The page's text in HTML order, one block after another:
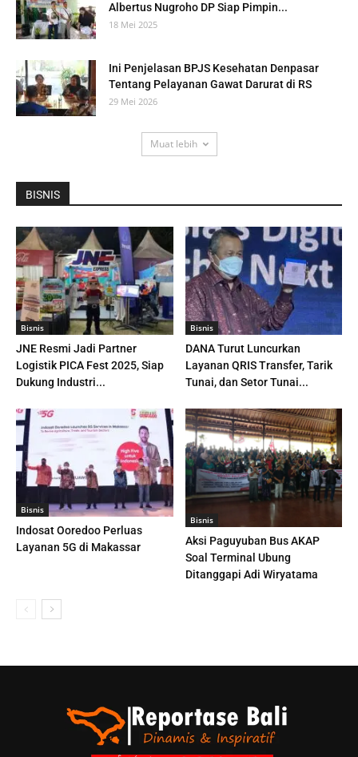
Albertus Nugroho DP Siap Pimpin...
18 Mei 2025
Ini Penjelasan BPJS Kesehatan Denpasar
Tentang Pelayanan Gawat Darurat di RS
29 Mei 2026
Muat lebih
BISNIS
Bisnis
JNE Resmi Jadi Partner
Logistik PICA Fest 2025, Siap
Dukung Industri...
Bisnis
DANA Turut Luncurkan
Layanan QRIS Transfer, Tarik
Tunai, dan Setor Tunai...
Bisnis
Indosat Ooredoo Perluas
Layanan 5G di Makassar
Bisnis
Aksi Paguyuban Bus AKAP
Soal Terminal Ubung
Ditanggapi Adi Wiryatama